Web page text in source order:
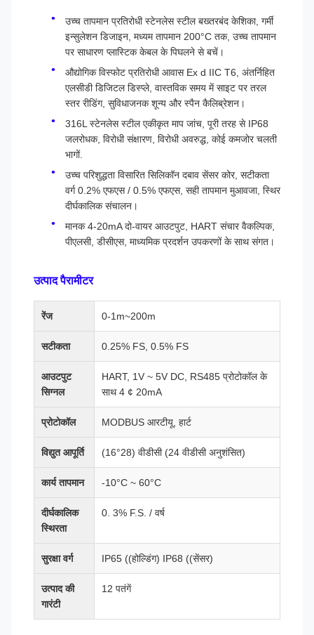
उच्च तापमान प्रतिरोधी स्टेनलेस स्टील बख्तरबंद केशिका, गर्मी
इन्सुलेशन डिजाइन, मध्यम तापमान 200°C तक, उच्च तापमान
पर साधारण प्लास्टिक केबल के पिघलने से बचें।
औद्योगिक विस्फोट प्रतिरोधी आवास Ex d IIC T6, अंतर्निहित
एलसीडी डिजिटल डिस्प्ले, वास्तविक समय में साइट पर तरल
स्तर रीडिंग, सुविधाजनक शून्य और स्पैन कैलिब्रेशन।
316L स्टेनलेस स्टील एकीकृत माप जांच, पूरी तरह से IP68
जलरोधक, विरोधी संक्षारण, विरोधी अवरुद्ध, कोई कमजोर चलती
भागों.
उच्च परिशुद्धता विसारित सिलिकॉन दबाव सेंसर कोर, सटीकता
वर्ग 0.2% एफएस / 0.5% एफएस, सही तापमान मुआवजा, स्थिर
दीर्घकालिक संचालन।
मानक 4-20mA दो-वायर आउटपुट, HART संचार वैकल्पिक,
पीएलसी, डीसीएस, माध्यमिक प्रदर्शन उपकरणों के साथ संगत।
उत्पाद पैरामीटर
रेंज 0-1m~200m
सटीकता 0.25% FS, 0.5% FS
आउटपुट
सिग्नल
HART, 1V ~ 5V DC, RS485 प्रोटोकॉल के
साथ 4 ¢ 20mA
प्रोटोकॉल MODBUS आरटीयू, हार्ट
विद्युत आपूर्ति (16°28) वीडीसी (24 वीडीसी अनुशंसित)
कार्य तापमान -10°C ~ 60°C
दीर्घकालिक
स्थिरता
0. 3% F.S. / वर्ष
सुरक्षा वर्ग IP65 ((होल्डिंग) IP68 ((सेंसर)
उत्पाद की
गारंटी
12 पतंगें